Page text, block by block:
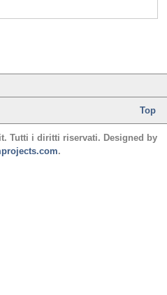
Top
Tutti i diritti riservati. Designed by
.